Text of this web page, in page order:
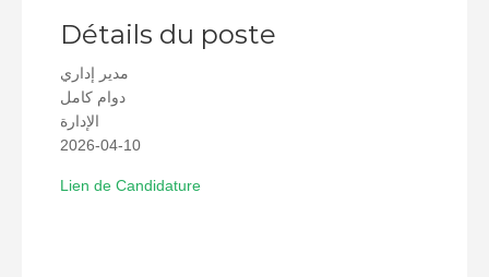
Détails du poste
مدير إداري
دوام كامل
الإدارة
2026-04-10
Lien de Candidature